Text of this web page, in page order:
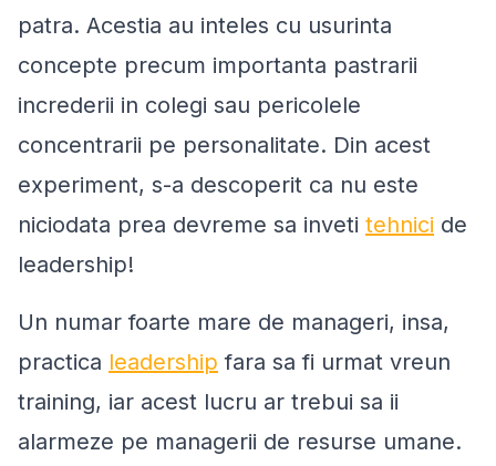
patra. Acestia au inteles cu usurinta
concepte precum importanta pastrarii
increderii in colegi sau pericolele
concentrarii pe personalitate. Din acest
experiment, s-a descoperit ca nu este
niciodata prea devreme sa inveti tehnici de
leadership!
Un numar foarte mare de manageri, insa,
practica leadership fara sa fi urmat vreun
training, iar acest lucru ar trebui sa ii
alarmeze pe managerii de resurse umane.